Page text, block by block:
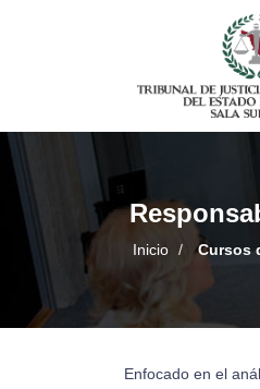
Inicio / Cursos
Enfocado en el